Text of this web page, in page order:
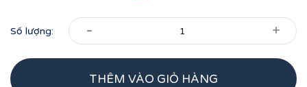
Số lượng: - +
THÊM VÀO GIỎ HÀNG